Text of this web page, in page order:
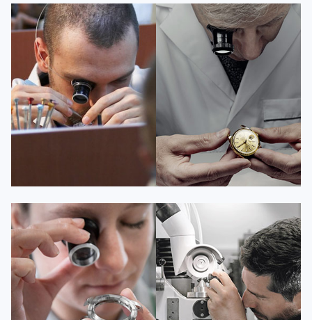
杰登·奥斯卡里昂
资深百达翡丽技师
是百达翡丽维修服务中心
(百达翡丽保养中心)
的高级技师之一
Guangzhou PatekPhilippe Maintain
center
查尔斯·彼得艾伯特
资深百达翡丽技师
是百达翡丽维修服务中心
(百达翡丽保养中心)
的高级技师之一
Shenzhen PatekPhilippe Maintain
 百达翡丽维修
安尼塔·阿普里尔
资深百达翡丽技师
是百达翡丽维修服务中心
(百达翡丽保养中心)
的高级技师之一
Tianjin PatekPhilippe Maintain
贝亚特·布兰奇
资深百达翡丽技师
是百达翡丽维修服务中心
(百达翡丽保养中心)
的高级技师之一
Nanjing PatekPhilippe Maintain
center